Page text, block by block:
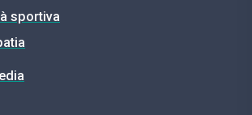
sportiva